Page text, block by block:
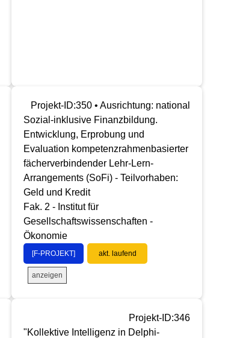
Projekt-ID:350 • Ausrichtung: national
Sozial-inklusive Finanzbildung.
Entwicklung, Erprobung und
Evaluation kompetenzrahmenbasierter
fächerverbindender Lehr-Lern-
Arrangements (SoFi) - Teilvorhaben:
Geld und Kredit
Fak. 2 - Institut für
Gesellschaftswissenschaften -
Ökonomie
[F-PROJEKT] akt. laufend
anzeigen
Projekt-ID:346
"Kollektive Intelligenz in Delphi-